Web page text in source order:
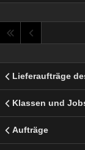
Lieferaufträge
Klassen und
Aufträge